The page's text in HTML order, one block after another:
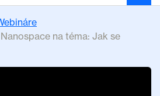
na téma: Jak se